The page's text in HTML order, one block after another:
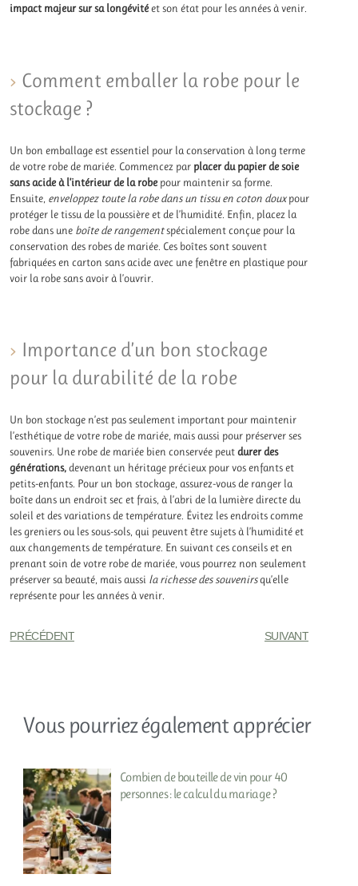
impact majeur sur sa longévitéet son état pour les années à venir.
Comment emballer la robe pour le
stockage ?
Un bon emballage est essentiel pour la conservation à long terme
de votre robe de mariée. Commencez par placer du papier de soie
sans acide à l’intérieur de la robepour maintenir sa forme.
Ensuite, enveloppez toute la robe dans un tissu en coton douxpour
protéger le tissu de la poussière et de l’humidité. Enfin, placez la
robe dans une boîte de rangementspécialement conçue pour la
conservation des robes de mariée. Ces boîtes sont souvent
fabriquées en carton sans acide avec une fenêtre en plastique pour
voir la robe sans avoir à l’ouvrir.
Importance d’un bon stockage
pour la durabilité de la robe
Un bon stockage n’est pas seulement important pour maintenir
l’esthétique de votre robe de mariée, mais aussi pour préserver ses
souvenirs. Une robe de mariée bien conservée peutdurer des
générations,devenant un héritage précieux pour vos enfants et
petits-enfants. Pour un bon stockage, assurez-vous de ranger la
boîte dans un endroit sec et frais, à l’abri de la lumière directe du
soleil et des variations de température. Évitez les endroits comme
les greniers ou les sous-sols, qui peuvent être sujets à l’humidité et
aux changements de température. En suivant ces conseils et en
prenant soin de votre robe de mariée, vous pourrez non seulement
préserver sa beauté, mais aussi la richesse des souvenirsqu’elle
représente pour les années à venir.
PRÉCÉDENT SUIVANT
Vous pourriez également apprécier
Combien de bouteille de vin pour 40
personnes : le calcul du mariage ?